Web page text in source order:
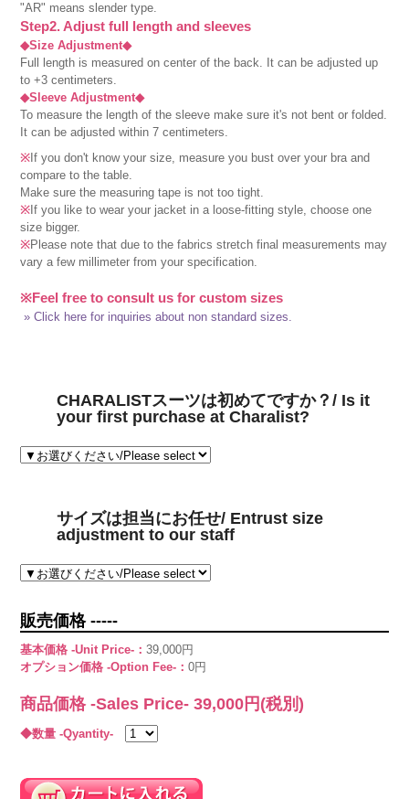
"AR" means slender type.
Step2. Adjust full length and sleeves
◆Size Adjustment◆
Full length is measured on center of the back. It can be adjusted up
to +3 centimeters.
◆Sleeve Adjustment◆
To measure the length of the sleeve make sure it's not bent or folded.
It can be adjusted within 7 centimeters.
※ If you don't know your size, measure you bust over your bra and
compare to the table.
Make sure the measuring tape is not too tight.
※ If you like to wear your jacket in a loose-fitting style, choose one
size bigger.
※Please note that due to the fabrics stretch final measurements may
vary a few millimeter from your specification.
※Feel free to consult us for custom sizes
» Click here for inquiries about non standard sizes.
CHARALISTスーツは初めてですか？/ Is it
your first purchase at Charalist?
サイズは担当にお任せ/ Entrust size
adjustment to our staff
販売価格 -----
基本価格 -Unit Price-：39,000円
オプション価格 -Option Fee-：0円
商品価格 -Sales Price-39,000 円(税別)
◆数量 -Qyantity-